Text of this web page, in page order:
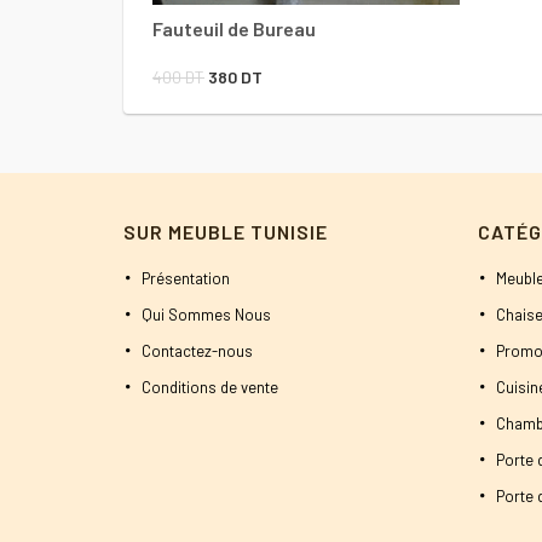
Fauteuil de Bureau
400DT Le
prix
380 DT
prix
SUR MEUBLE TUNISIE
Présentation
Qui Sommes Nous
Contactez-nous
Conditions de vente
Porte
Porte